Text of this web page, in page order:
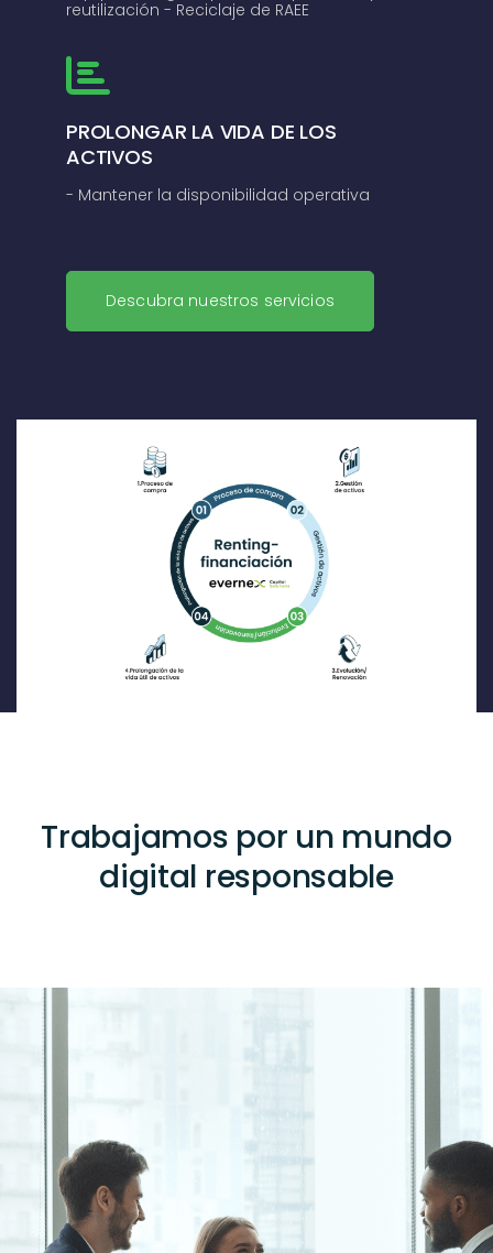
reutilización - Reciclaje de RAEE
PROLONGAR LA VIDA DE LOS
ACTIVOS
- Mantener la disponibilidad operativa
Descubra nuestros servicios
Trabajamos por un mundo
digital responsable